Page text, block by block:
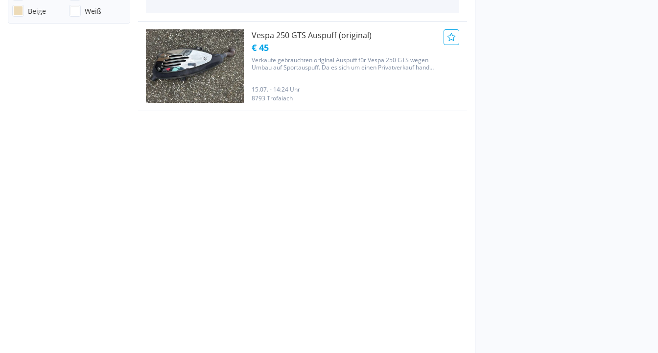
Beige
Weiß
Vespa 250 GTS Auspuff (original)
€ 45
Verkaufe gebrauchten original Auspuff für Vespa 250 GTS wegen
Umbau auf Sportauspuff. Da es sich um einen Privatverkauf handelt
15.07. - 14:24 Uhr
8793 Trofaiach